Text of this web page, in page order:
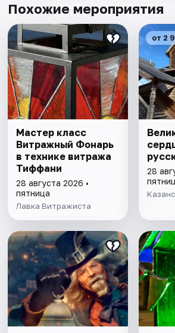
Похожие мероприятия
Мастер класс
Витражный Фонарь
в технике витража
Тиффани
28 августа 2026 •
пятница
Лавка Витражиста
от 2
28